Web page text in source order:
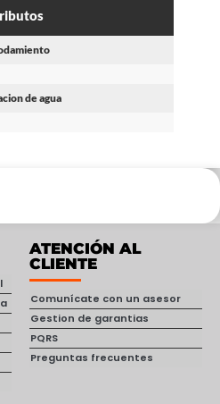
de agua
ATENCIÓN AL
CLIENTE
Comunícate con un asesor
Gestion de garantias
PQRS
Preguntas frecuentes